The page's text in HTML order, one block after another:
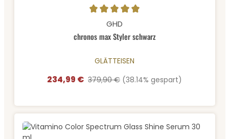
Durchschnittliche Bewertung von 5 von 5 Sternen
GHD
chronos max Styler schwarz
GLÄTTEISEN
Verkaufspreis:
234,99 € Regulärer Preis:
379,90 € (38.14% gespart)